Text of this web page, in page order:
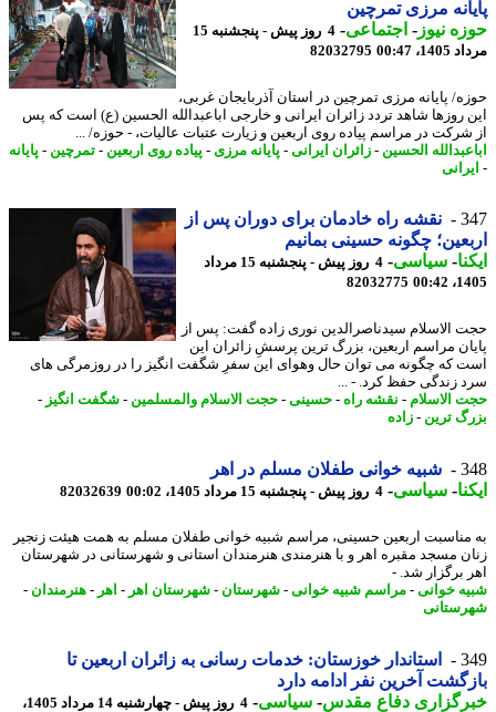
مرزی تمرچین
نیوز-اجتماعی-
4 روز پیش - پنجشنبه 15
00:47
82032795
پایانه مرزی تمرچین در استان آذربایجان غربی،
روزها شاهد تردد زائران ایرانی و خارجی اباعبدالله الحسین (ع) است که پس
در مراسم پیاده روی اربعین و زیارت عتبات عالیات، - حوزه/ ...
الحسین-زائران ایرانی- پایانه مرزی- پیاده روی اربعین -تمرچین -پایانه
نقشه راه خادمان برای دوران پس از
چگونه حسینی بمانیم
-سیاسی-
4 روز پیش - پنجشنبه 15 مرداد
82032775
الاسلام سیدناصرالدین نوری زاده گفت: پس از
مراسم اربعین، بزرگ ترین پرسشِ زائران این
که چگونه می توان حال وهوای این سفرِ شگفت انگیز را در روزمرگی های
زندگی حفظ کرد. - ...
الاسلام-نقشه راه- حسینی-حجت الاسلام والمسلمین-شگفت انگیز -
ترین- زاده
شبیه خوانی طفلان مسلم در اهر
-سیاسی-4 روز پیش - پنجشنبه 15 مرداد 1405، 00:02 82032639
اربعین حسینی، مراسم شبیه خوانی طفلان مسلم به همت هیئت زنجیر
مسجد مقبره اهر و با هنرمندی هنرمندان استانی و شهرستانی در شهرستان
برگزار شد. -
خوانی- مراسم شبیه خوانی- شهرستان-شهرستان اهر- اهر- هنرمندان-
استاندار خوزستان: خدمات رسانی به زائران اربعین تا
آخرین نفر ادامه دارد
دفاع مقدس-سیاسی-
4 روز پیش - چهارشنبه 14 مرداد 1405،